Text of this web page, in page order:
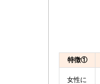
特徴①
女性に